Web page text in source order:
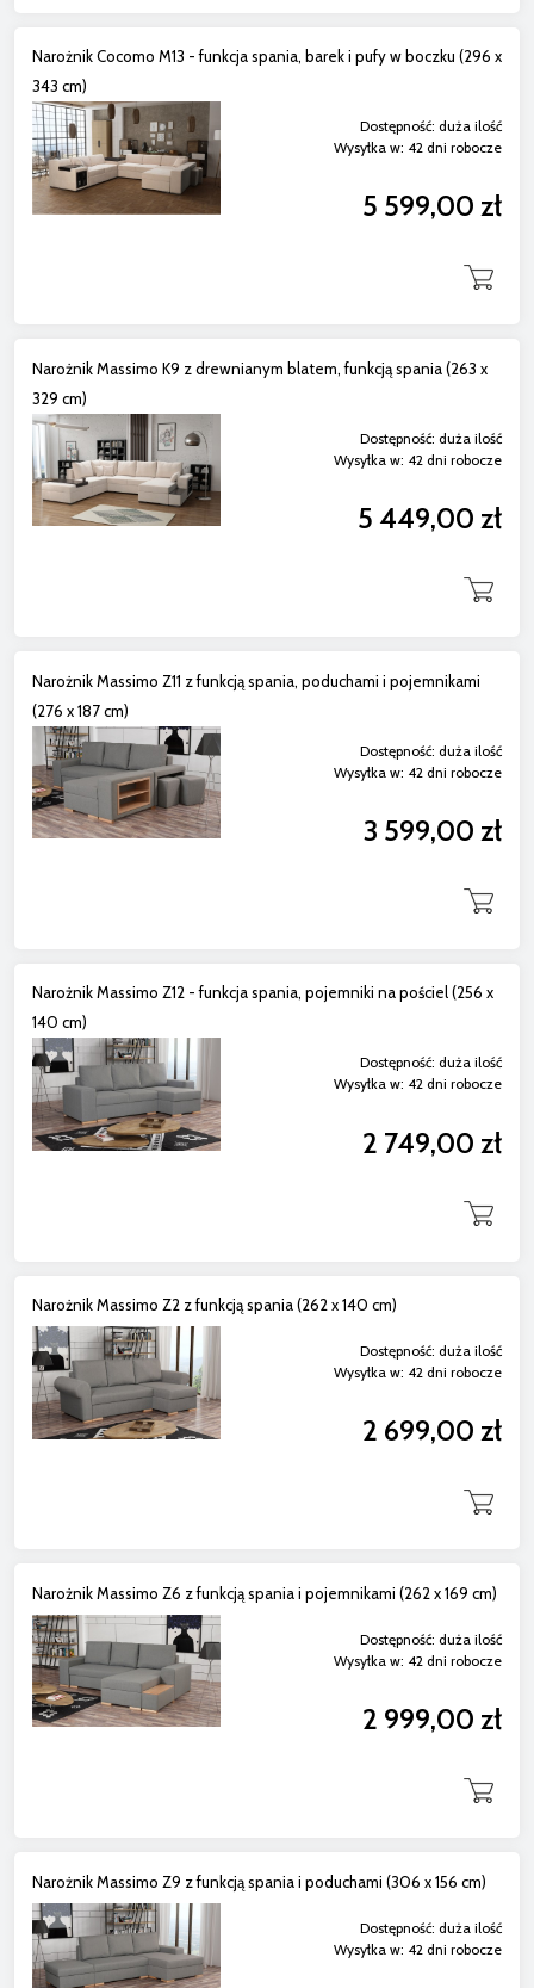
Narożnik Cocomo M13 - funkcja spania, barek i pufy w boczku (296 x
343 cm)
Dostępność: duża ilość
Wysyłka w: 42 dni robocze
5 599,00 zł
Narożnik Massimo K9 z drewnianym blatem, funkcją spania (263 x
329 cm)
Dostępność: duża ilość
Wysyłka w: 42 dni robocze
5 449,00 zł
Narożnik Massimo Z11 z funkcją spania, poduchami i pojemnikami
(276 x 187 cm)
Dostępność: duża ilość
Wysyłka w: 42 dni robocze
3 599,00 zł
Narożnik Massimo Z12 - funkcja spania, pojemniki na pościel (256 x
140 cm)
Dostępność: duża ilość
Wysyłka w: 42 dni robocze
2 749,00 zł
Narożnik Massimo Z2 z funkcją spania (262 x 140 cm)
Dostępność: duża ilość
Wysyłka w: 42 dni robocze
2 699,00 zł
Narożnik Massimo Z6 z funkcją spania i pojemnikami (262 x 169 cm)
Dostępność: duża ilość
Wysyłka w: 42 dni robocze
2 999,00 zł
Narożnik Massimo Z9 z funkcją spania i poduchami (306 x 156 cm)
Dostępność: duża ilość
Wysyłka w: 42 dni robocze